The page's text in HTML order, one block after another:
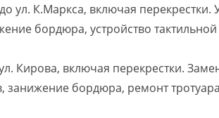
ул. К.Маркса, включая перекрестки.
бордюра, устройство
Кирова, включая перекрестки.
бордюра, ремонт